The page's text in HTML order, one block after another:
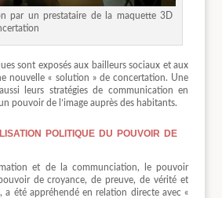
par un prestataire de la maquette 3D
sont exposés aux bailleurs sociaux et aux
nouvelle « solution » de concertation. Une
leurs stratégies de communication en
pouvoir de l’image auprès des habitants.
politique du pouvoir de
et de la communciation, le pouvoir
de croyance, de preuve, de vérité et
a été appréhendé en relation directe avec «